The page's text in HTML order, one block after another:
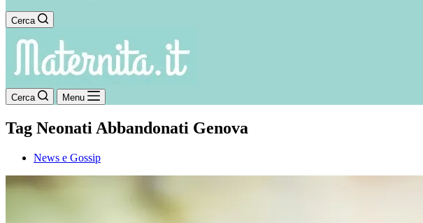
Cerca
Cerca Menu
Tag Neonati Abbandonati Genova
News e Gossip